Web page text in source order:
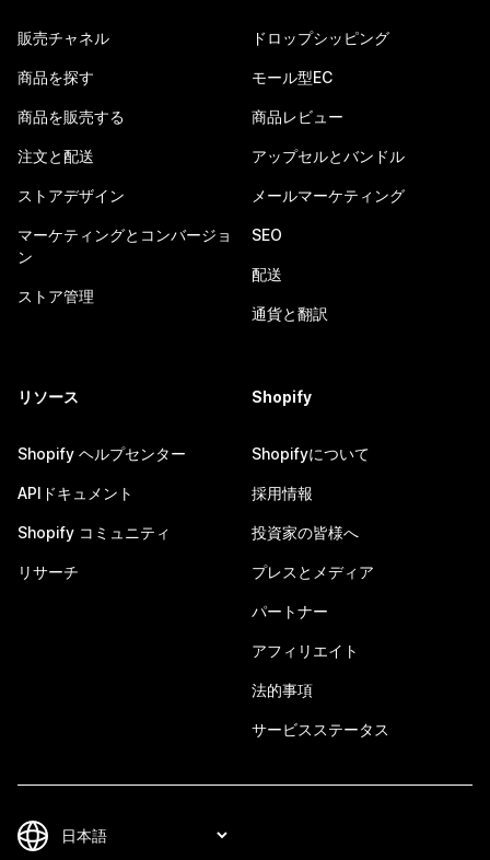
販売チャネル
商品を探す
商品を販売する
注文と配送
ストアデザイン
マーケティングとコンバージョ
ン
ストア管理
ドロップシッピング
モール型EC
商品レビュー
アップセルとバンドル
メールマーケティング
SEO
配送
通貨と翻訳
リソース
Shopify ヘルプセンター
APIドキュメント
Shopify コミュニティ
リサーチ
Shopify
Shopifyについて
採用情報
投資家の皆様へ
プレスとメディア
パートナー
アフィリエイト
法的事項
サービスステータス